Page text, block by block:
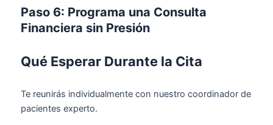
Paso 6: Programa una Consulta
Financiera sin Presión
Qué Esperar Durante la Cita
Te reunirás individualmente con nuestro coordinador de
pacientes experto.